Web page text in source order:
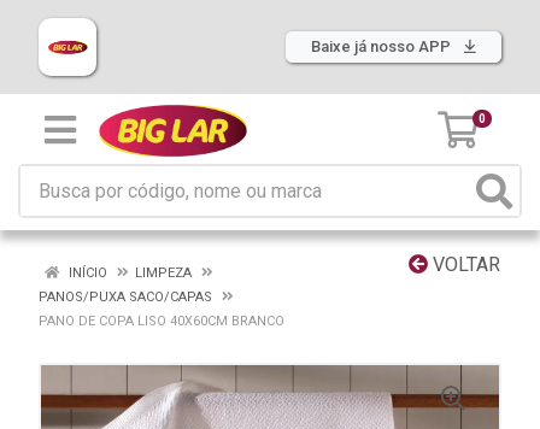
Baixe já nosso APP
0
VOLTAR
INÍCIO
LIMPEZA
PANOS/PUXA SACO/CAPAS
PANO DE COPA LISO 40X60CM BRANCO